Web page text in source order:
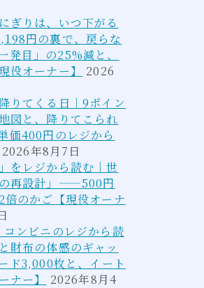
ぎりは、いつ下がる
円の裏で、戻らな
目」の25%減と、
役オーナー】
2026
りてくる日｜9ポイン
図と、降りてこられ
400円のレジから
2026年8月7日
をレジから読む｜世
再設計」——500円
倍のかご【現役オーナ
ンビニのレジから読
財布の体感のギャッ
3,000枚と、イート
ナー】
2026年8月4